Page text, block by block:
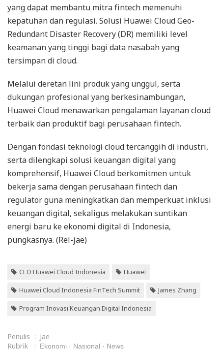
yang dapat membantu mitra fintech memenuhi
kepatuhan dan regulasi. Solusi Huawei Cloud Geo-
Redundant Disaster Recovery (DR) memiliki level
keamanan yang tinggi bagi data nasabah yang
tersimpan di cloud.
Melalui deretan lini produk yang unggul, serta
dukungan profesional yang berkesinambungan,
Huawei Cloud menawarkan pengalaman layanan cloud
terbaik dan produktif bagi perusahaan fintech.
Dengan fondasi teknologi cloud tercanggih di industri,
serta dilengkapi solusi keuangan digital yang
komprehensif, Huawei Cloud berkomitmen untuk
bekerja sama dengan perusahaan fintech dan
regulator guna meningkatkan dan memperkuat inklusi
keuangan digital, sekaligus melakukan suntikan
energi baru ke ekonomi digital di Indonesia,
pungkasnya. (Rel-jae)
CEO Huawei Cloud Indonesia Huawei
Huawei Cloud Indonesia FinTech Summit James Zhang
Program Inovasi Keuangan Digital Indonesia
Penulis : Jae
Rubrik
: Ekonomi Nasional News